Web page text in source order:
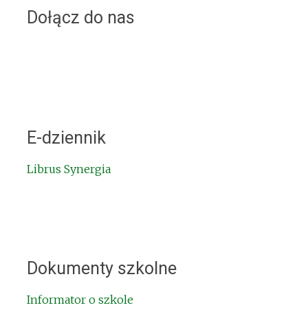
Dołącz do nas
E-dziennik
Librus Synergia
Dokumenty szkolne
Informator o szkole